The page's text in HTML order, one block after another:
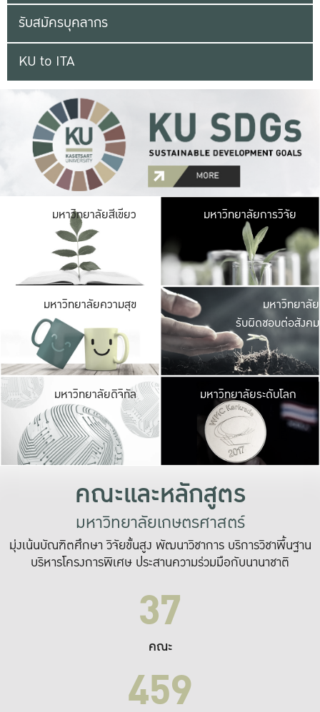
รับสมัครบุคลากร
KU to ITA
มหาวิทยาลัยสีเขียว มหาวิ
มีพื้นที่เขียวสดใส
เป็นป่าในเมือง เกษต
มหาวิทยาลัยการวิจัย
มหาวิทยาลัยความสุข มหาวิ
ค
เปิดประ
และพบเรื่องราวใ
มหาวิทยาลัย
รับผิดชอบต่อสังคม
มหาวิทยาลัยดิจิทัล มหาวิ
เปลี่ยนแปลง แล
เพื่อทำง
ระบบสารสนเทศ
มหาวิทยาลัยระดับโลก
คณะและหลักสูตร
มหาวิทยาลัยเกษตรศาสตร์
มุ่งเน้นบัณฑิตศึกษา วิจัยขั้นสูง พัฒนาวิชาการ บริการวิชาพื้นฐาน
บริหารโครงการพิเศษ ประสานความร่วมมือกับนานาชาติ
37
คณะ
459